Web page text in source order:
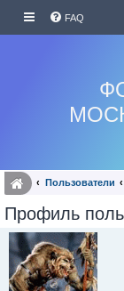
FAQ
Пользователи
Профиль